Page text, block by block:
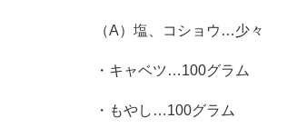
（A）塩、コショウ…少々
・キャベツ…100グラム
・もやし…100グラム